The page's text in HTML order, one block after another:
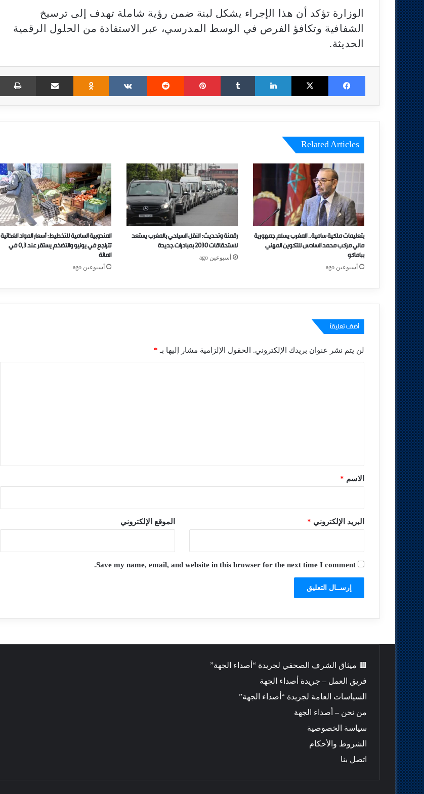
الوزارة تؤكد أن هذا الإجراء يشكل لبنة ضمن رؤية شاملة تهدف إلى ترسيخ
الشفافية وتكافؤ الفرص في الوسط المدرسي، عبر الاستفادة من الحلول الرقمية
الحديثة.
Facebook
X
LinkedIn
Tumblr
Pinterest
Reddit
VKontakte
Odnoklassniki
Share via Email
Related Articles
بتعليمات ملكية سامية.. المغرب يسلم جمهورية
مالي مركب محمد السادس للتكوين المهني
بباماكو
أسبوعين ago
رقمنة وتحديث: النقل السياحي بالمغرب يستعد
لاستحقاقات 2030 بمبادرات جديدة
أسبوعين ago
المندوبية السامية للتخطيط: أسعار المواد الغذائية
تتراجع في يونيو والتضخم يستقر عند 0,3 في
المائة
أسبوعين ago
أضف تعليقاً
لن يتم نشر عنوان بريدك الإلكتروني. الحقول الإلزامية مشار إليها بـ *
*الاسم *
البريد الإلكتروني * الموقع الإلكتروني
Save my name, email, and website in this browser for the next time I comment.
🟫 ميثاق الشرف الصحفي لجريدة “أصداء الجهة”
فريق العمل – جريدة أصداء الجهة
السياسات العامة لجريدة “أصداء الجهة”
من نحن – أصداء الجهة
سياسة الخصوصية
الشروط والأحكام
اتصل بنا